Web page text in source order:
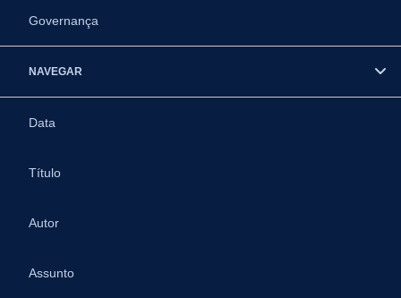
Governança
NAVEGAR
Data
Título
Autor
Assunto